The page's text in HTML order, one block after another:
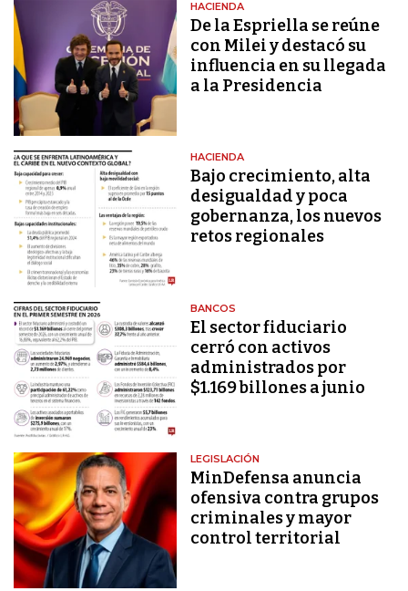
HACIENDA
De la Espriella se reúne
con Milei y destacó su
influencia en su llegada
a la Presidencia
HACIENDA
Bajo crecimiento, alta
desigualdad y poca
gobernanza, los nuevos
retos regionales
BANCOS
El sector fiduciario
cerró con activos
administrados por
$1.169 billones a junio
LEGISLACIÓN
MinDefensa anuncia
ofensiva contra grupos
criminales y mayor
control territorial